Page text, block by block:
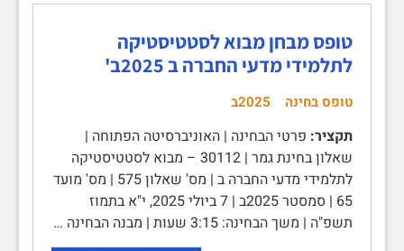
טופס מבחן מבוא לסטטיסטיקה
לתלמידי מדעי החברה ב 2025ב'
טופס בחינה 2025ב
תקציר: פרטי הבחינה | האוניברסיטה הפתוחה |
שאלון בחינת גמר | 30112 – מבוא לסטטיסטיקה
לתלמידי מדעי החברה ב | מס' שאלון 575 | מס' מועד
65 | סמסטר 2025ב | 7 ביולי 2025, י"א בתמוז
תשפ"ה | משך הבחינה: 3:15 שעות | מבנה הבחינה …